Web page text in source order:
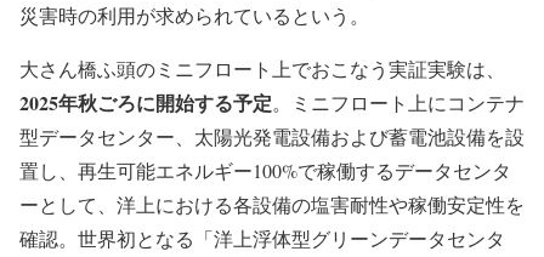
災害時の利用が求められているという。
大さん橋ふ頭のミニフロート上でおこなう実証実験は、
2025年秋ごろに開始する予定。ミニフロート上にコンテナ
型データセンター、太陽光発電設備および蓄電池設備を設
置し、再生可能エネルギー100%で稼働するデータセンタ
ーとして、洋上における各設備の塩害耐性や稼働安定性を
確認。世界初となる「洋上浮体型グリーンデータセンタ